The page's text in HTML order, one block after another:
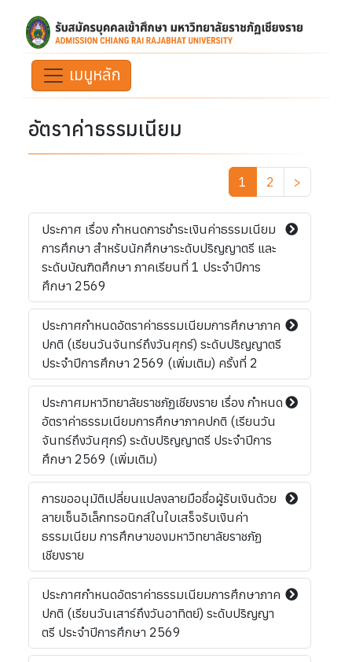
เมนูหลัก
อัตราค่าธรรมเนียม
1 2 >
ประกาศ เรื่อง กำหนดการชำระเงินค่าธรรมเนียม
การศึกษา สำหรับนักศึกษาระดับปริญญาตรี และ
ระดับบัณฑิตศึกษา ภาคเรียนที่ 1 ประจำปีการ
ศึกษา 2569
ประกาศกำหนดอัตราค่าธรรมเนียมการศึกษาภาค
ปกติ (เรียนวันจันทร์ถึงวันศุกร์) ระดับปริญญาตรี
ประจำปีการศึกษา 2569 (เพิ่มเติม) ครั้งที่ 2
ประกาศมหาวิทยาลัยราชภัฏเชียงราย เรื่อง กำหนด
อัตราค่าธรรมเนียมการศึกษาภาคปกติ (เรียนวัน
จันทร์ถึงวันศุกร์) ระดับปริญญาตรี ประจำปีการ
ศึกษา 2569 (เพิ่มเติม)
การขออนุมัติเปลี่ยนแปลงลายมือชื่อผู้รับเงินด้วย
ลายเซ็นอิเล็กทรอนิกส์ในใบเสร็จรับเงินค่า
ธรรมเนียม การศึกษาของมหาวิทยาลัยราชภัฏ
เชียงราย
ประกาศกำหนดอัตราค่าธรรมเนียมการศึกษาภาค
ปกติ (เรียนวันเสาร์ถึงวันอาทิตย์) ระดับปริญญา
ตรี ประจำปีการศึกษา 2569